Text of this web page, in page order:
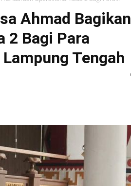
Ahmad Bagikan
2 Bagi Para
Tengah